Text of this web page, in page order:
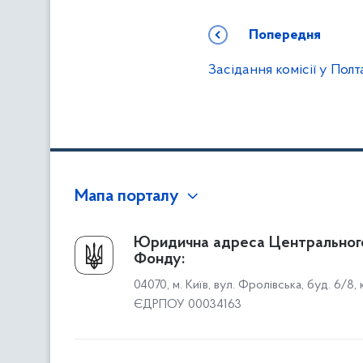
Попередня
Засідання комісії у
Мапа порталу
Про Фонд
Керівництво
Структура Фонду
Територіальні відділення
Юридична адреса
Фонду:
04070, м. Київ, вул. Фролівська, буд. 6/8,
ЄДРПОУ 00034163